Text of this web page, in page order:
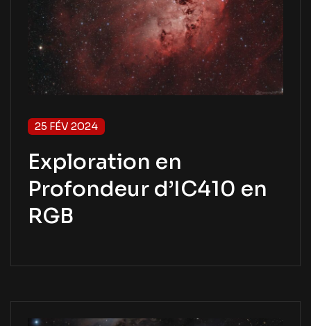
25 FÉV 2024
Exploration en
Profondeur d’IC410 en
RGB